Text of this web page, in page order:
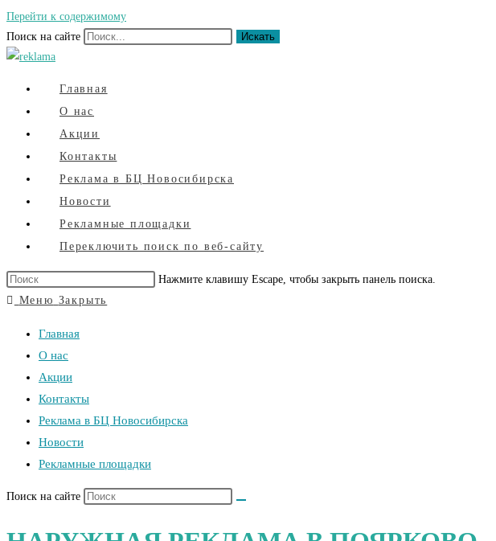
Перейти к содержимому
Поиск на сайте
Искать
Главная
О нас
Акции
Контакты
Реклама в БЦ Новосибирска
Новости
Рекламные площадки
Переключить поиск по веб-сайту
Нажмите клавишу Escape, чтобы закрыть панель поиска.
Меню Закрыть
Главная
О нас
Акции
Контакты
Реклама в БЦ Новосибирска
Новости
Рекламные площадки
Поиск на сайте